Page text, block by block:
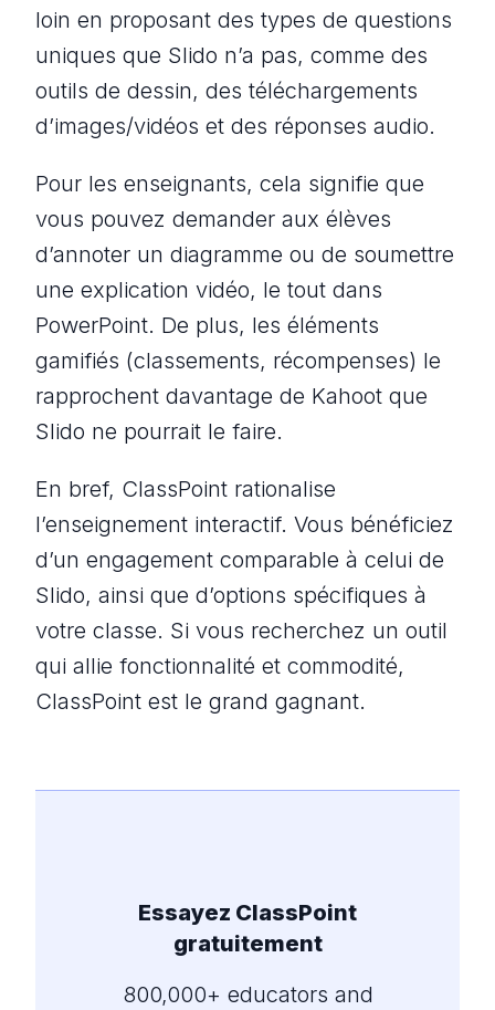
loin en proposant des types de questions
uniques que Slido n’a pas, comme des
outils de dessin, des téléchargements
d’images/vidéos et des réponses audio.
Pour les enseignants, cela signifie que
vous pouvez demander aux élèves
d’annoter un diagramme ou de soumettre
une explication vidéo, le tout dans
PowerPoint. De plus, les éléments
gamifiés (classements, récompenses) le
rapprochent davantage de Kahoot que
Slido ne pourrait le faire.
En bref, ClassPoint rationalise
l’enseignement interactif. Vous bénéficiez
d’un engagement comparable à celui de
Slido, ainsi que d’options spécifiques à
votre classe. Si vous recherchez un outil
qui allie fonctionnalité et commodité,
ClassPoint est le grand gagnant.
Essayez ClassPoint
gratuitement
800,000+ educators and